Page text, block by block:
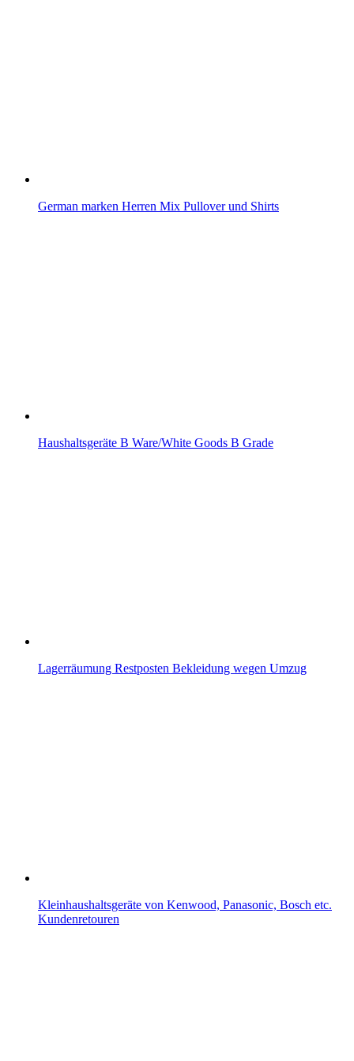
German marken Herren Mix Pullover und Shirts
Haushaltsgeräte B Ware/White Goods B Grade
Lagerräumung Restposten Bekleidung wegen Umzug
Kleinhaushaltsgeräte von Kenwood, Panasonic, Bosch etc.
Kundenretouren